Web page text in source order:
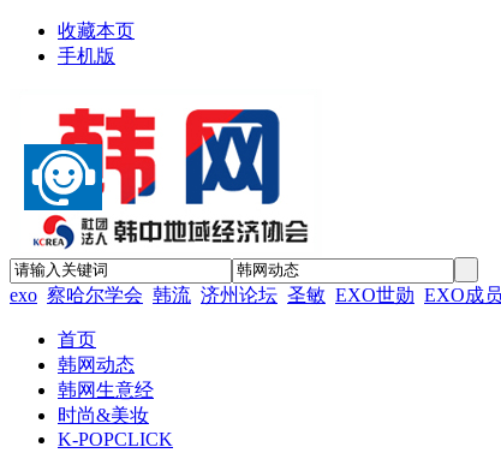
收藏本页
手机版
exo 察哈尔学会 韩流 济州论坛 圣敏 EXO世勋 EXO成员
首页
韩网动态
韩网生意经
时尚&美妆
K-POPCLICK